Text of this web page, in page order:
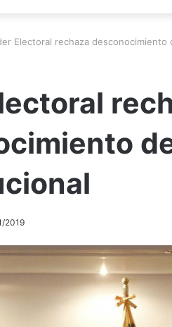
Electoral rechaza
2019